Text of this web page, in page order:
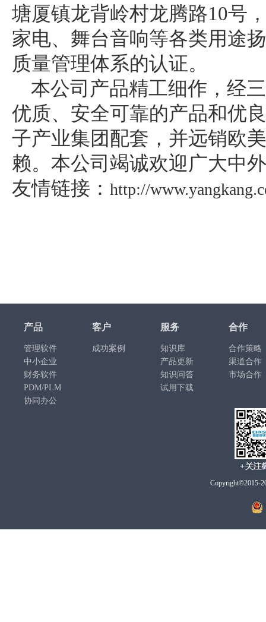
塘厦镇龙背岭村龙腾路10号
家电、舞台音响等各类用途
质量管理体系的认证。
本公司产品精工细作，经
优质、安全可靠的产品和优
子产业集团配套，并远销欧
赖。本公司竭诚欢迎广大中
友情链接： http://
产品
管理软件
中小企业
财务软件
PDM/PLM
协同办公
客户
成功案例
服务
知识库
产品更新
知识问答
试用下载
合作
合作策略
渠道合作
市场合作
Copyright©2015-